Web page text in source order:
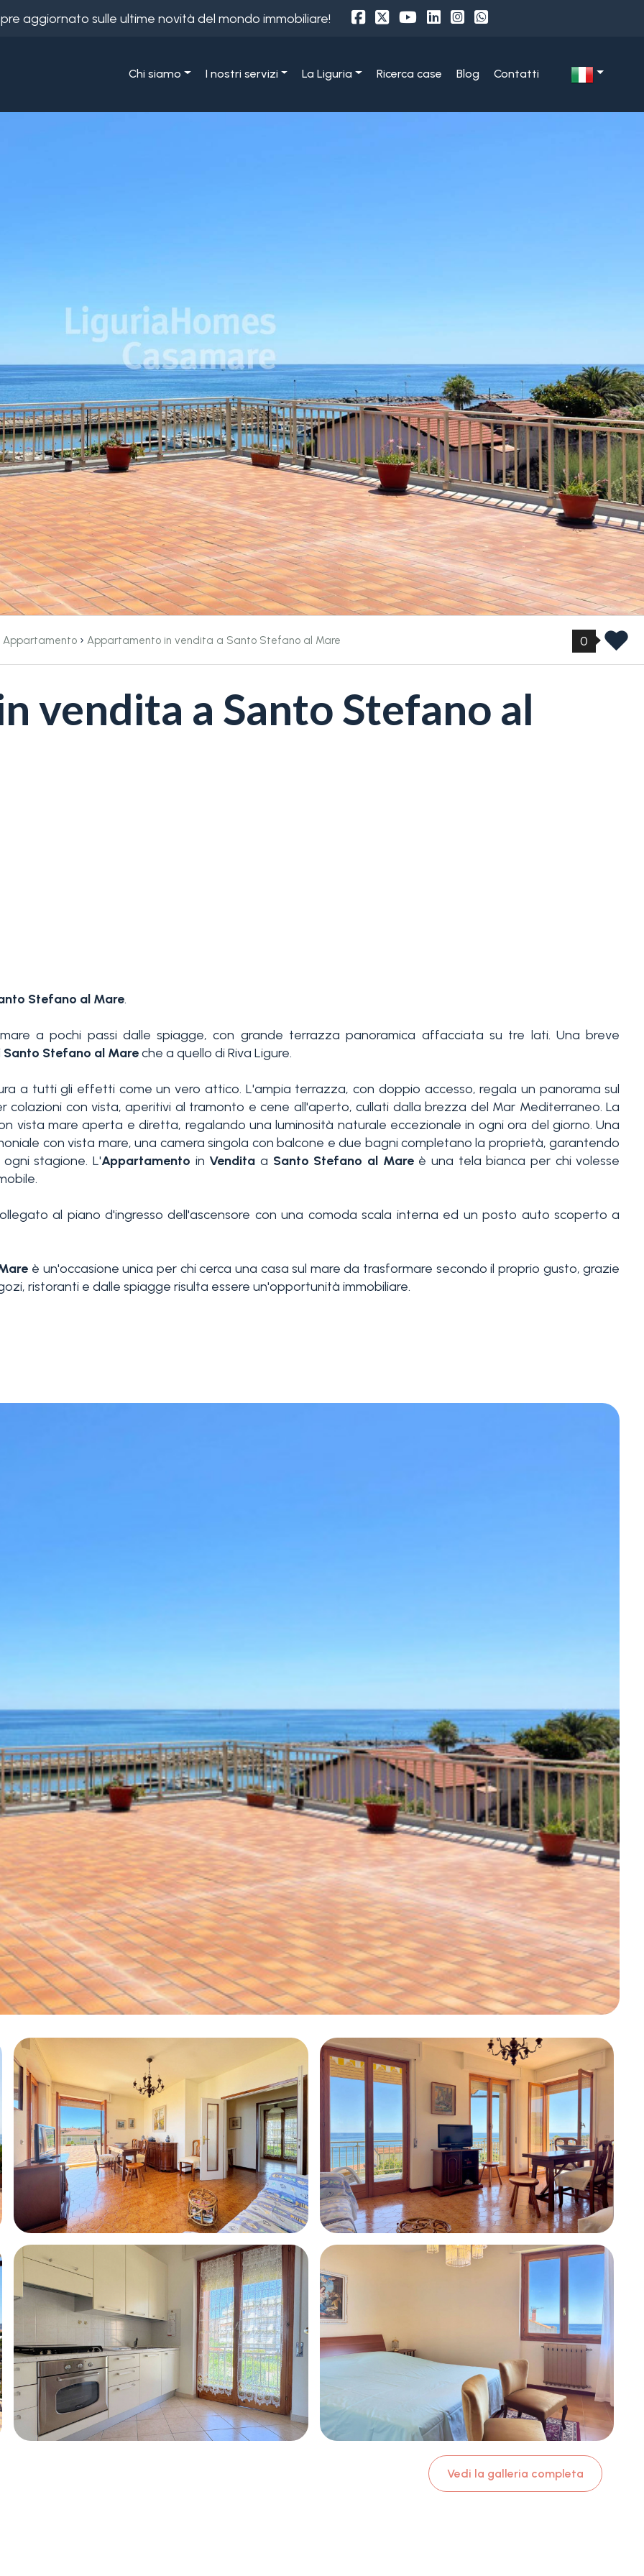
aggiornato sulle ultime novità del mondo immobiliare!
Chi siamo I nostri servizi La Liguria Ricerca case Blog Contatti
Appartamento › Appartamento in vendita a Santo Stefano al Mare 0
vendita a Santo Stefano al
Stefano al Mare.
a pochi passi dalle spiagge, con grande terrazza panoramica affacciata su tre lati. Una breve
Santo Stefano al Mareche a quello di Riva Ligure.
a tutti gli effetti come un vero attico. L'ampia terrazza, con doppio accesso, regala un panorama sul
colazioni con vista, aperitivi al tramonto e cene all'aperto, cullati dalla brezza del Mar Mediterraneo. La
vista mare aperta e diretta, regalando una luminosità naturale eccezionale in ogni ora del giorno. Una
con vista mare, una camera singola con balcone e due bagni completano la proprietà, garantendo
stagione. L'Appartamento in Vendita a Santo Stefano al Mareè una tela bianca per chi volesse
al piano d'ingresso dell'ascensore con una comoda scala interna ed un posto auto scoperto a
è un'occasione unica per chi cerca una casa sul mare da trasformare secondo il proprio gusto, grazie
ristoranti e dalle spiagge risulta essere un'opportunità immobiliare.
Vedi la galleria completa